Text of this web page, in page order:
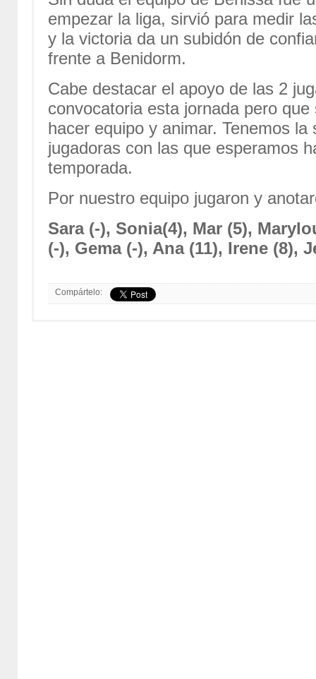
empezar la liga, sirvió para medir
y la victoria da un subidón de
frente a Benidorm.
Cabe destacar el apoyo de las 2
convocatoria esta jornada pero
hacer equipo y animar. Tenemos
jugadoras con las que esperamos
temporada.
Por nuestro equipo jugaron y
Sara (-), Sonia(4), Mar (5),
(-), Gema (-), Ana (11), Irene (8),
Compártelo: